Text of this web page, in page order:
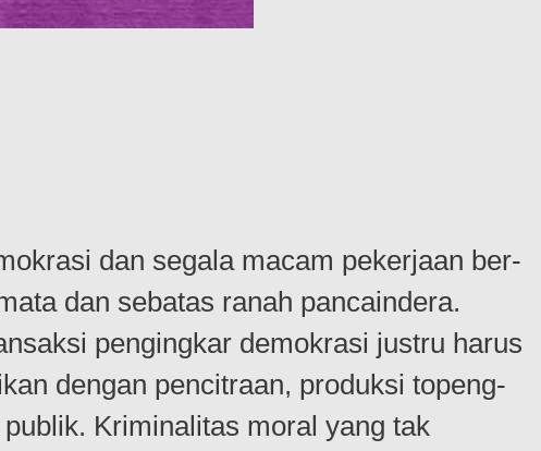
dan segala macam pekerjaan ber-
dan sebatas ranah pancaindera.
pengingkar demokrasi justru harus
dengan pencitraan, produksi topeng-
Kriminalitas moral yang tak